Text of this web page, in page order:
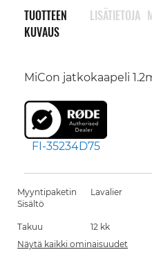
TUOTTEEN
KUVAUS
MiCon jatkokaapeli
FI-35234D75
LISÄTIETOJA
Myyntipaketin
Sisältö
Lavalier
Takuu
12 kk
Näytä kaikki ominaisuudet